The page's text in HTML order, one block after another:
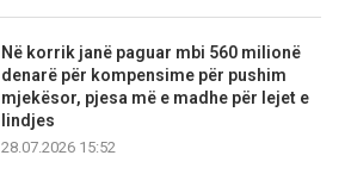
Në korrik janë paguar mbi 560 milionë
denarë për kompensime për pushim
mjekësor, pjesa më e madhe për lejet e
lindjes
28.07.2026 15:52